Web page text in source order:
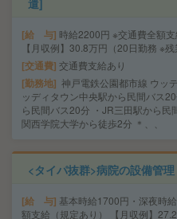
遣]
給 与 時給2200円 ※交通費全額支
【月収例】30.8万円（20日勤務 ※残
交通費 交通費支給あり
勤務地 神戸電鉄公園都市線 ウッ
ッディタウン中央駅から民間バス
ら民間バス20分 ・JR三田駅から民
関西学院大学から徒歩2分 ＊、、
<タイパ抜群>病院の設備管
給 与 基本時給1700円・深夜時
額支給（規定あり） 【月収例】